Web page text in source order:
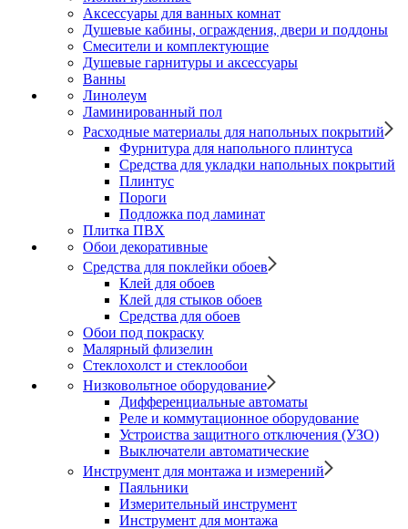
Аксессуары для ванных комнат
Душевые кабины, ограждения, двери и поддоны
Смесители и комплектующие
Душевые гарнитуры и аксессуары
Ванны
Линолеум
Ламинированный пол
Расходные материалы для напольных покрытий
Фурнитура для напольного плинтуса
Средства для укладки напольных покрытий
Плинтус
Пороги
Подложка под ламинат
Плитка ПВХ
Обои декоративные
Средства для поклейки обоев
Клей для обоев
Клей для стыков обоев
Средства для обоев
Обои под покраску
Малярный флизелин
Стеклохолст и стеклообои
Низковольтное оборудование
Дифференциальные автоматы
Реле и коммутационное оборудование
Устроиства защитного отключения (УЗО)
Выключатели автоматические
Инструмент для монтажа и измерений
Паяльники
Измерительный инструмент
Инструмент для монтажа